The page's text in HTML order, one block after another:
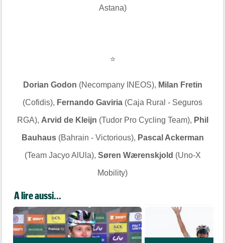
Astana)
⭐️
Dorian Godon (Necompany INEOS), Milan Fretin
(Cofidis), Fernando Gaviria (Caja Rural - Seguros
RGA), Arvid de Kleijn (Tudor Pro Cycling Team), Phil
Bauhaus(Bahrain - Victorious), Pascal Ackerman
(Team Jacyo AlUla), Søren Wærenskjold (Uno-X
Mobility)
A lire aussi...